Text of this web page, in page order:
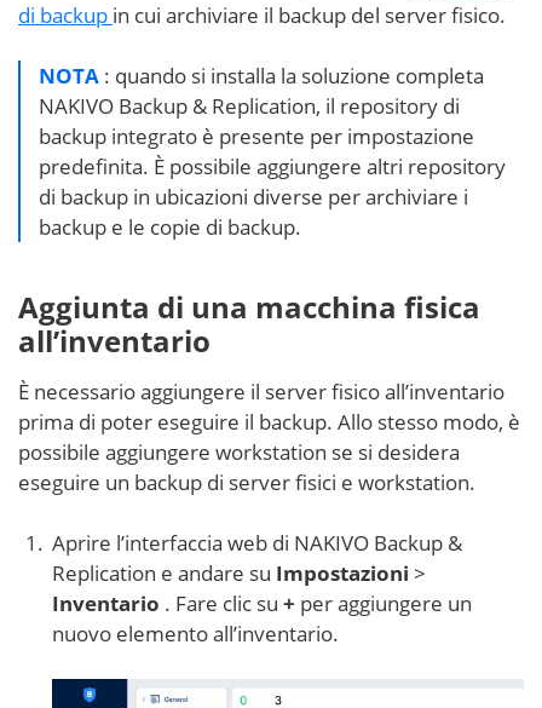
di backup in cui archiviare il backup del server fisico.
NOTA : quando si installa la soluzione completa
NAKIVO Backup & Replication, il repository di
backup integrato è presente per impostazione
predefinita. È possibile aggiungere altri repository
di backup in ubicazioni diverse per archiviare i
backup e le copie di backup.
Aggiunta di una macchina fisica
all’inventario
È necessario aggiungere il server fisico all’inventario
prima di poter eseguire il backup. Allo stesso modo, è
possibile aggiungere workstation se si desidera
eseguire un backup di server fisici e workstation.
Aprire l’interfaccia web di NAKIVO Backup &
Replication e andare su Impostazioni >
Inventario . Fare clic su + per aggiungere un
nuovo elemento all’inventario.